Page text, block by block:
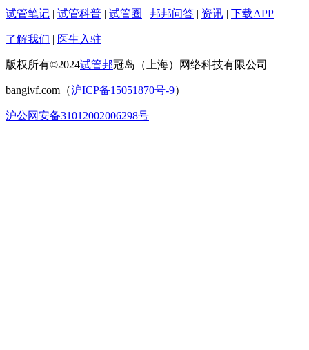
试管笔记 | 试管科普 | 试管圈 | 邦邦问答 | 资讯 | 下载APP
了解我们 | 医生入驻
版权所有©2024试管邦冠岛（上海）网络科技有限公司
bangivf.com（沪ICP备15051870号-9）
沪公网安备31012002006298号